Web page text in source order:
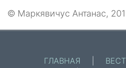
© Маркявичус Антанас,
ГЛАВНАЯ